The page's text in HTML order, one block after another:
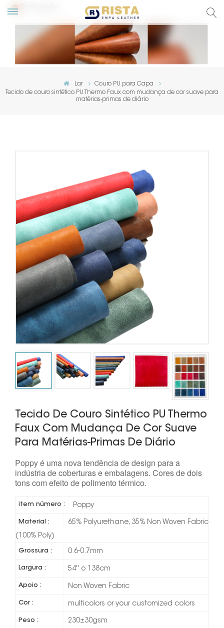
Lar
Couro PU para Capa
Tecido de couro sintético PU Thermo Faux com mudança de cor suave para
matérias-primas de diário
Tecido De Couro Sintético PU Thermo
Faux Com Mudança De Cor Suave
Para Matérias-Primas De Diário
Poppy é uma nova tendência de design para a
indústria de coberturas e embalagens. Cores de dois
tons com efeito de polimento térmico.
item número : Poppy
Material :
65% Polyurethane, 35% Non Woven Fabric
(100% Poly)
Grossura : 0.6-0.7mm
Largura : 54'' o 138cm
Apoio : Non Woven Fabric
Cor : multicolors or your customized colors
Peso : 230±30gsm